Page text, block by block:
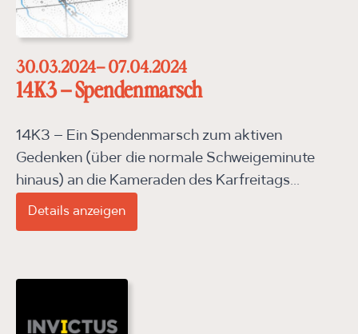
30.03.2024– 07.04.2024
14K3 – Spendenmarsch
14K3 – Ein Spendenmarsch zum aktiven
Gedenken (über die normale Schweigeminute
hinaus) an die Kameraden des Karfreitags...
Details anzeigen